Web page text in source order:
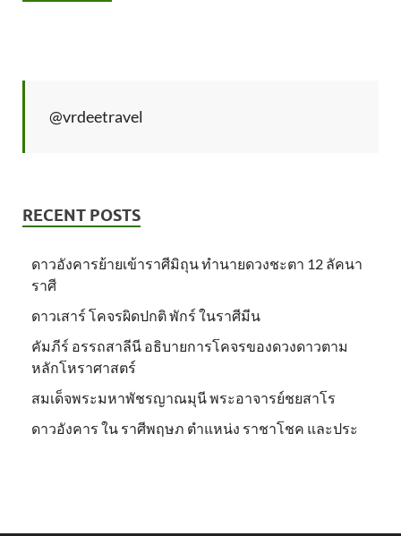
@vrdeetravel
RECENT POSTS
ดาวอังคารย้ายเข้าราศีมิถุน ทำนายดวงชะตา 12 ลัคนา
ราศี
ดาวเสาร์ โคจรผิดปกติ พักร์ ในราศีมีน
คัมภีร์ อรรถสาลีนี อธิบายการโคจรของดวงดาวตาม
หลักโหราศาสตร์
สมเด็จพระมหาพัชรญาณมุนี พระอาจารย์ชยสาโร
ดาวอังคาร ใน ราศีพฤษภ ตำแหน่ง ราชาโชค และประ